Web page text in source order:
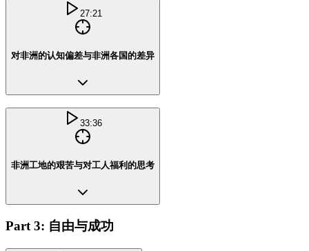
27:21
对非洲的认知偏差与非洲各国的差异
33:36
非洲工地的艰苦与对工人福利的思考
Part 3: 自由与成功